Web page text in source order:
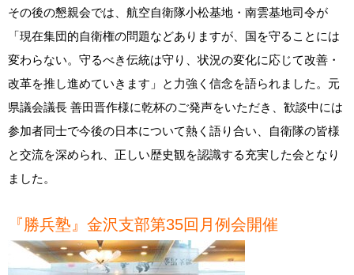
その後の懇親会では、航空自衛隊小松基地・南雲基地司令が
「現在集団的自衛権の問題などありますが、国を守ることには
変わらない。守るべき伝統は守り、状況の変化に応じて改善・
改革を推し進めていきます」と力強く信念を語られました。元
県議会議長 善田晋作様に乾杯のご発声をいただき、歓談中には
参加者同士で今後の日本について熱く語り合い、自衛隊の皆様
と交流を深められ、正しい歴史観を認識する充実した会となり
ました。
『勝兵塾』金沢支部第35回月例会開催